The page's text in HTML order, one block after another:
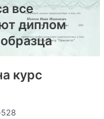
все
диплом
курс